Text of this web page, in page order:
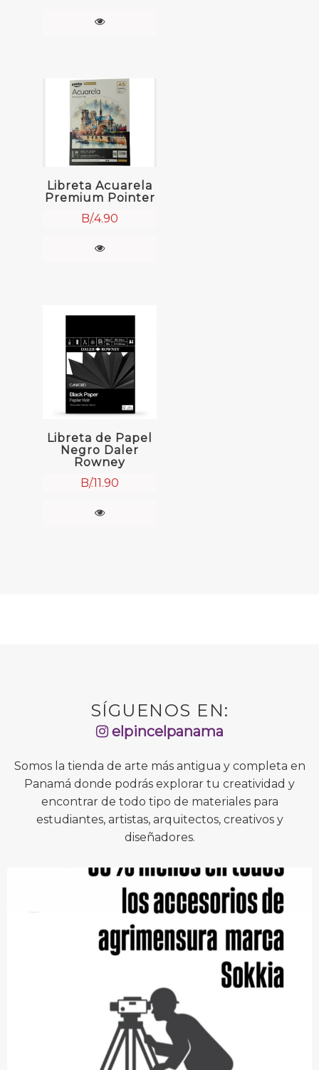
Libreta Acuarela
Premium Pointer
B/.4.90
Libreta de Papel
Negro Daler
Rowney
B/.11.90
SÍGUENOS EN:
elpincelpanama
Somos la tienda de arte más antigua y completa en
Panamá donde podrás explorar tu creatividad y
encontrar de todo tipo de materiales para
estudiantes, artistas, arquitectos, creativos y
diseñadores.